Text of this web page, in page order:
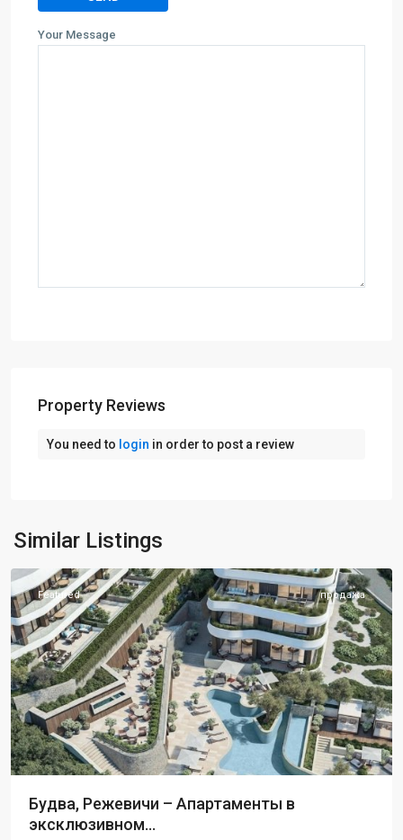
Your Message
Property Reviews
You need to login in order to post a review
Similar Listings
Будва
Режевичи
Featured продажа
Будва, Режевичи – Апартаменты в
эксклюзивном...